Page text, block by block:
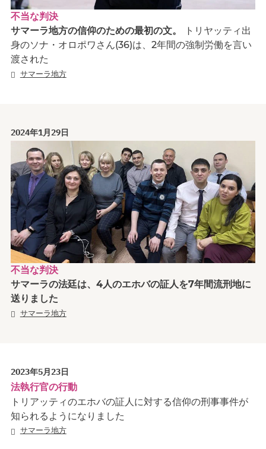
不当な判決
サマーラ地方の信仰のための最初の文。
トリヤッティ出
身のソナ・オロポワさん(36)は、2年間の強制労働を言い
渡された
サマーラ地方
2024年1月29日
不当な判決
サマーラの法廷は、4人のエホバの証人を7年間流刑地に
送りました
サマーラ地方
2023年5月23日
法執行官の行動
トリアッティのエホバの証人に対する信仰の刑事事件が
知られるようになりました
サマーラ地方